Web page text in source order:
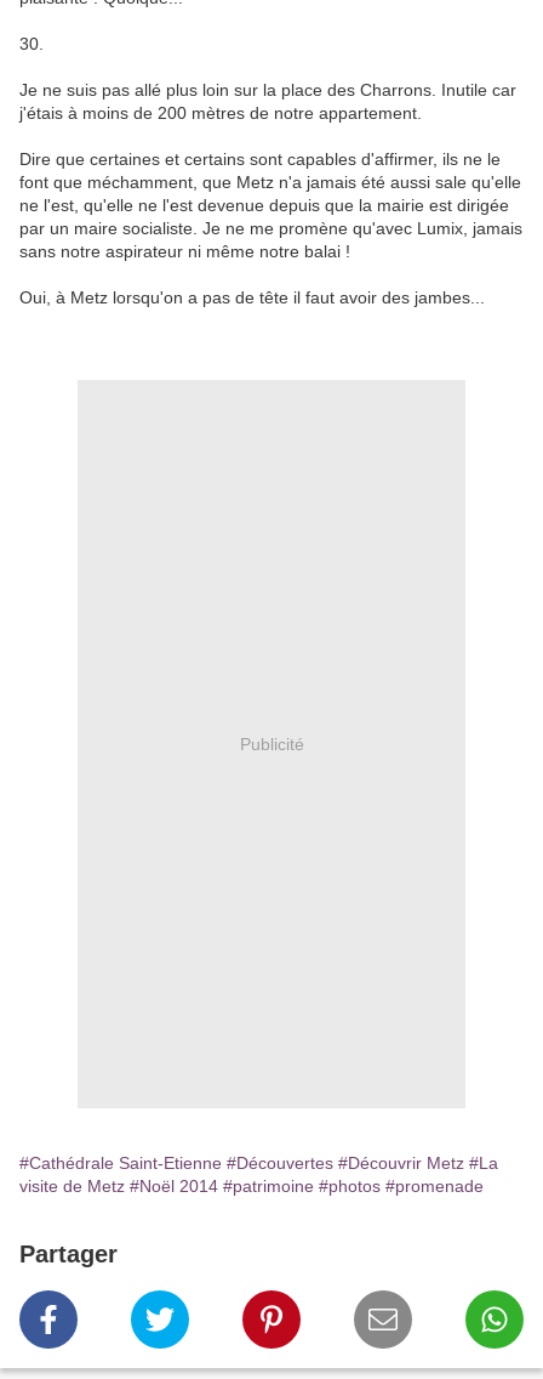
30.
Je ne suis pas allé plus loin sur la place des Charrons. Inutile car
j'étais à moins de 200 mètres de notre appartement.
Dire que certaines et certains sont capables d'affirmer, ils ne le
font que méchamment, que Metz n'a jamais été aussi sale qu'elle
ne l'est, qu'elle ne l'est devenue depuis que la mairie est dirigée
par un maire socialiste. Je ne me promène qu'avec Lumix, jamais
sans notre aspirateur ni même notre balai !
Oui, à Metz lorsqu'on a pas de tête il faut avoir des jambes...
Publicité
#Cathédrale Saint-Etienne #Découvertes #Découvrir Metz #La
visite de Metz #Noël 2014 #patrimoine #photos #promenade
Partager